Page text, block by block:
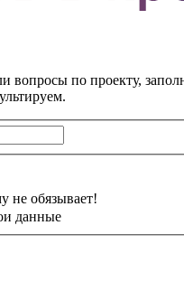
вопросы по проекту,
не обязывает!
данные